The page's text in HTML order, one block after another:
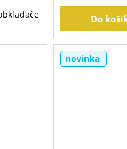
Do
novinka